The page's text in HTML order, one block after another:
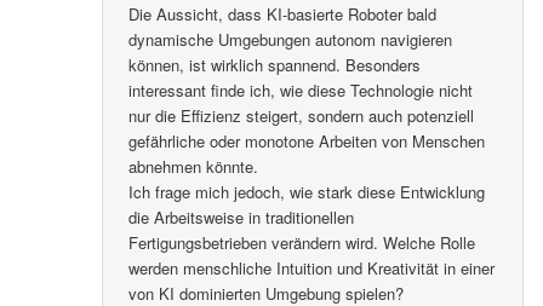
Die Aussicht, dass KI-basierte Roboter bald
dynamische Umgebungen autonom navigieren
können, ist wirklich spannend. Besonders
interessant finde ich, wie diese Technologie nicht
nur die Effizienz steigert, sondern auch potenziell
gefährliche oder monotone Arbeiten von Menschen
abnehmen könnte.
Ich frage mich jedoch, wie stark diese Entwicklung
die Arbeitsweise in traditionellen
Fertigungsbetrieben verändern wird. Welche Rolle
werden menschliche Intuition und Kreativität in einer
von KI dominierten Umgebung spielen?